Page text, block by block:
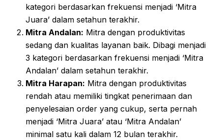
kategori berdasarkan frekuensi menjadi ‘Mitra
Juara’ dalam setahun terakhir.
Mitra Andalan: Mitra dengan produktivitas
sedang dan kualitas layanan baik. Dibagi menjadi
3 kategori berdasarkan frekuensi menjadi ‘Mitra
Andalan’ dalam setahun terakhir.
Mitra Harapan: Mitra dengan produktivitas
rendah atau memiliki tingkat penerimaan dan
penyelesaian order yang cukup, serta pernah
menjadi ‘Mitra Juara’ atau ‘Mitra Andalan’
minimal satu kali dalam 12 bulan terakhir.